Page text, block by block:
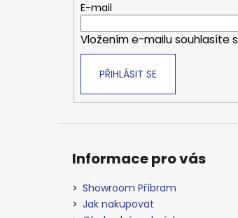
E-mail
Vložením e-mailu souhlasíte s
PŘIHLÁSIT SE
Informace pro vás
Showroom Příbram
Jak nakupovat